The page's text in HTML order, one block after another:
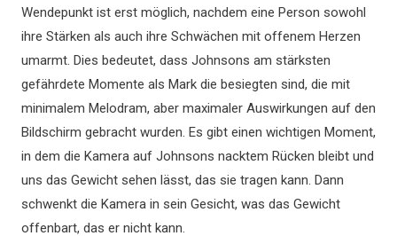
Wendepunkt ist erst möglich, nachdem eine Person sowohl
ihre Stärken als auch ihre Schwächen mit offenem Herzen
umarmt. Dies bedeutet, dass Johnsons am stärksten
gefährdete Momente als Mark die besiegten sind, die mit
minimalem Melodram, aber maximaler Auswirkungen auf den
Bildschirm gebracht wurden. Es gibt einen wichtigen Moment,
in dem die Kamera auf Johnsons nacktem Rücken bleibt und
uns das Gewicht sehen lässt, das sie tragen kann. Dann
schwenkt die Kamera in sein Gesicht, was das Gewicht
offenbart, das er nicht kann.